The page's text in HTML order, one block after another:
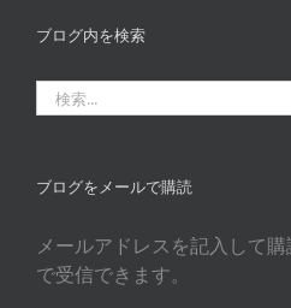
カ
ゴ
リ
ブログ内を検索
索
ブログをメールで購読
メールアドレスを記入して
で受信できます。